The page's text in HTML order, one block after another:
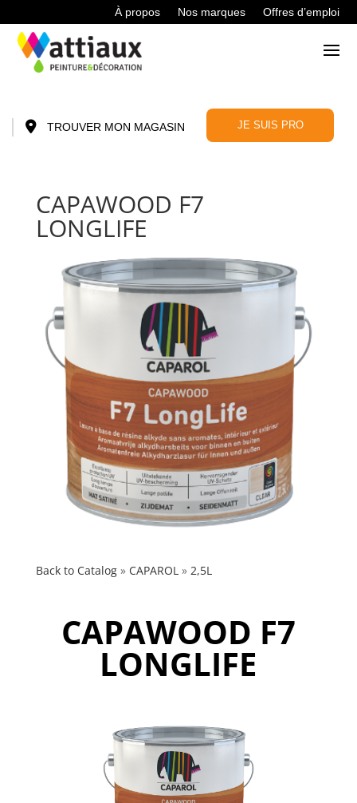
À propos Nos marques Offres d’emploi
TROUVER MON MAGASIN JE SUIS PRO
CAPAWOOD F7
LONGLIFE
Back to Catalog CAPAROL 2,5L
CAPAWOOD F7
LONGLIFE